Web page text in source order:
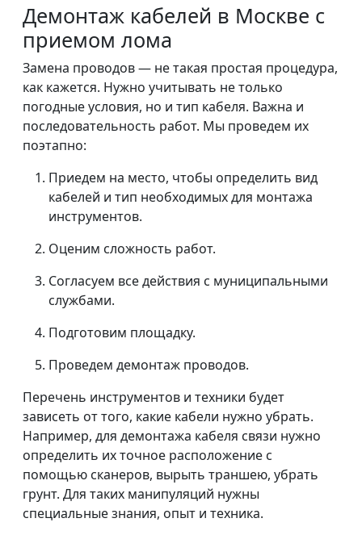
Демонтаж кабелей в Москве с
приемом лома
Замена проводов — не такая простая процедура,
как кажется. Нужно учитывать не только
погодные условия, но и тип кабеля. Важна и
последовательность работ. Мы проведем их
поэтапно:
Приедем на место, чтобы определить вид
кабелей и тип необходимых для монтажа
инструментов.
Оценим сложность работ.
Согласуем все действия с муниципальными
службами.
Подготовим площадку.
Проведем демонтаж проводов.
Перечень инструментов и техники будет
зависеть от того, какие кабели нужно убрать.
Например, для демонтажа кабеля связи нужно
определить их точное расположение с
помощью сканеров, вырыть траншею, убрать
грунт. Для таких манипуляций нужны
специальные знания, опыт и техника.